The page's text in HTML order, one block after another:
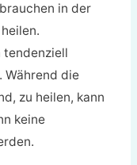
in der
tendenziell
Während die
zu heilen, kann
keine